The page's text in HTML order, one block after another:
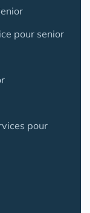
pour senior
pour